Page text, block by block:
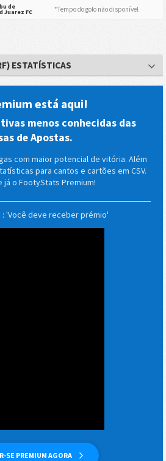
de
Juarez FC *Tempo do golo não disponível
ESTATÍSTICAS
está aqui!
menos conhecidas das
de Apostas.
com maior potencial de vitória. Além
para cantos e cartões em CSV.
já o FootyStats Premium!
SE PREMIUM AGORA
: 'Você deve receber prémio'